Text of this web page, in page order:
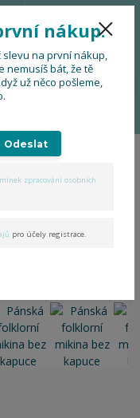
Menu
0 Kč
bez
nákup.
slevu na první nákup,
nemusíš bát, že tě
už něco pošleme,
Odeslat
zpracování osobních
pro účely registrace.